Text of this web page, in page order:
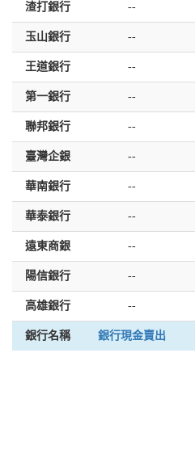
渣打銀行 --
玉山銀行 --
王道銀行 --
第一銀行 --
聯邦銀行 --
臺灣企銀 --
華南銀行 --
華泰銀行 --
遠東商銀 --
陽信銀行 --
高雄銀行 --
銀行名稱 銀行現金賣出